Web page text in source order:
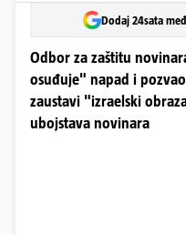
Dodaj 24sata
Odbor za zaštitu
osuđuje" napad i
zaustavi "izraelski
ubojstava novinara